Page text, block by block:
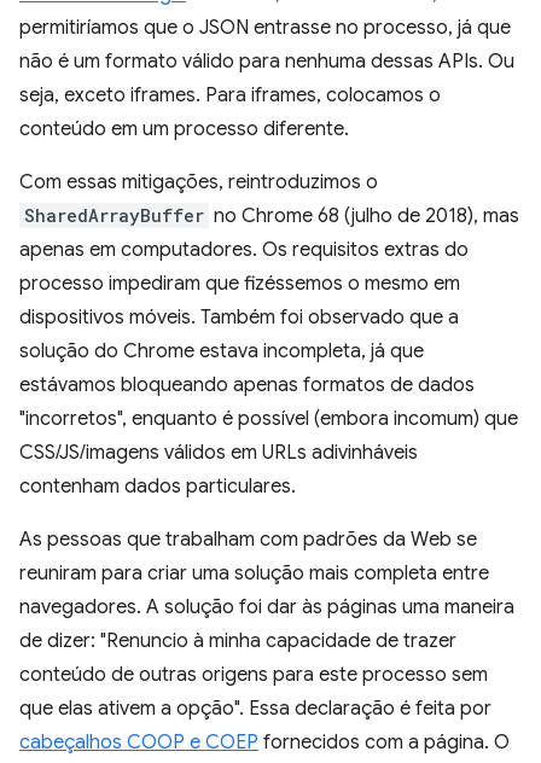
permitiríamos que o JSON entrasse no processo, já que
não é um formato válido para nenhuma dessas APIs. Ou
seja, exceto iframes. Para iframes, colocamos o
conteúdo em um processo diferente.
Com essas mitigações, reintroduzimos o
SharedArrayBuffer no Chrome 68 (julho de 2018), mas
apenas em computadores. Os requisitos extras do
processo impediram que fizéssemos o mesmo em
dispositivos móveis. Também foi observado que a
solução do Chrome estava incompleta, já que
estávamos bloqueando apenas formatos de dados
"incorretos", enquanto é possível (embora incomum) que
CSS/JS/imagens válidos em URLs adivinháveis
contenham dados particulares.
As pessoas que trabalham com padrões da Web se
reuniram para criar uma solução mais completa entre
navegadores. A solução foi dar às páginas uma maneira
de dizer: "Renuncio à minha capacidade de trazer
conteúdo de outras origens para este processo sem
que elas ativem a opção". Essa declaração é feita por
cabeçalhos COOP e COEP fornecidos com a página. O